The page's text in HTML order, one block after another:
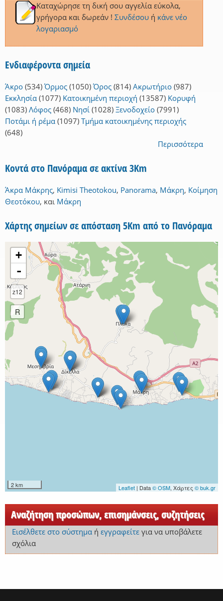
Καταχώρησε τη δική σου αγγελία εύκολα,
γρήγορα και δωρεάν ! Συνδέσουή κάνε νέο
λογαριασμό
Ενδιαφέροντα σημεία
Άκρο (534) Όρμος (1050) Όρος (814) Ακρωτήριο (987)
Εκκλησία (1077) Κατοικημένη περιοχή (13587) Κορυφή
(1083) Λόφος (468) Νησί (1028) Ξενοδοχείο (7991)
Ποτάμι ή ρέμα (1097) Τμήμα κατοικημένης περιοχής
(648)
Περισσότερα
Κοντά στο Πανόραμα σε ακτίνα 3Km
Άκρα Μάκρης, Kimisi Theotokou, Panorama, Μάκρη, Κοίμηση
Θεοτόκου, και Μάκρη
Χάρτης σημείων σε απόσταση 5Km από το Πανόραμα
+
-
z12
R
2 km Leaflet | Data© OSM, Χάρτες © buk.gr
Αναζήτηση προσώπων, επισημάνσεις, συζητήσεις
Εισέλθετε στο σύστημαή εγγραφείτεγια να υποβάλετε
σχόλια